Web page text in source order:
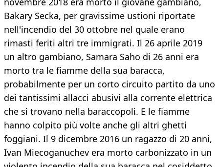
Bakary Secka, per gravissime ustioni riportate
nell'incendio del 30 ottobre nel quale erano
rimasti feriti altri tre immigrati. Il 26 aprile 2019
un altro gambiano, Samara Saho di 26 anni era
morto tra le fiamme della sua baracca,
probabilmente per un corto circuito partito da uno
dei tantissimi allacci abusivi alla corrente elettrica
che si trovano nella baraccopoli. E le fiamme
hanno colpito più volte anche gli altri ghetti
foggiani. Il 9 dicembre 2016 un ragazzo di 20 anni,
Ivan Miecoganuchev era morto carbonizzato in un